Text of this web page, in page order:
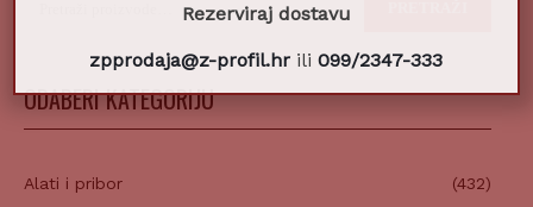
ODABERI KATEGORIJU
Alati i pribor (432)
Rezerviraj dostavu
zpprodaja@z-profil.hr ili099/2347-333